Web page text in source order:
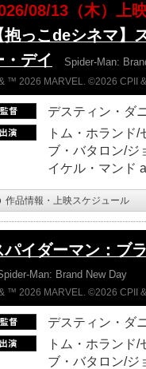
08/13（木）上
抱っこdeシネマ】
・デイ
Spider-Man:
™ 2026 MARVEL. ©2026 CPII
デスティン・ダ
トム・ホランド
ブ・バタロン/ジ
イケル・マンド
作品情報・上映スケジュール
パイダーマン：ブ
Man: Brand New Day
™ 2026 MARVEL. ©2026 CPII
デスティン・ダ
トム・ホランド
ブ・バタロン/ジ